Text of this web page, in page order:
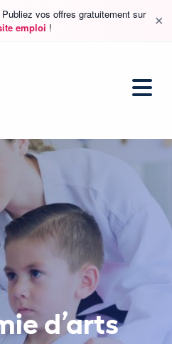
vos offres gratuitement sur
emploi ! ✕
d’arts